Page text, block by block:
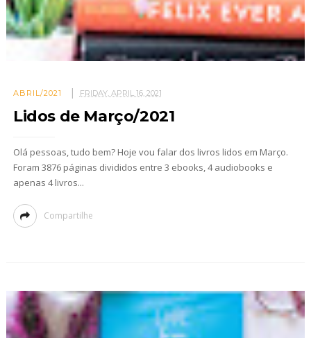
ABRIL/2021 FRIDAY, APRIL 16, 2021
Lidos de Março/2021
Olá pessoas, tudo bem? Hoje vou falar dos livros lidos em Março.
Foram 3876 páginas divididos entre 3 ebooks, 4 audiobooks e
apenas 4 livros...
Compartilhe